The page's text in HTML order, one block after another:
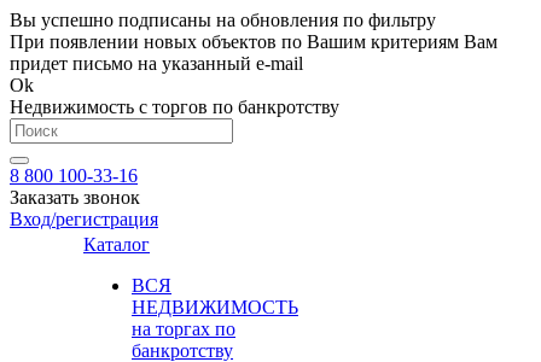
Вы успешно подписаны на обновления по фильтру
При появлении новых объектов по Вашим критериям Вам
придет письмо на указанный e-mail
Ok
Недвижимость с торгов по банкротству
8 800 100-33-16
Заказать звонок
Вход/регистрация
Каталог
ВСЯ
НЕДВИЖИМОСТЬ
на торгах по
банкротству